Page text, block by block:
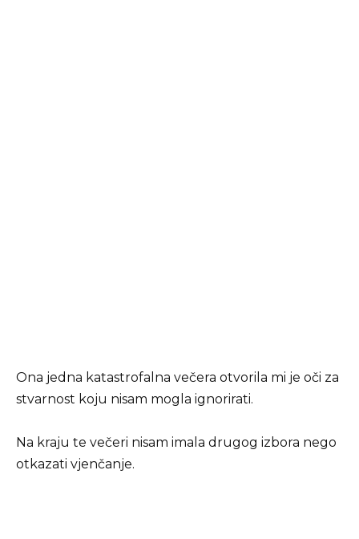
Ona jedna katastrofalna večera otvorila mi je oči za
stvarnost koju nisam mogla ignorirati.
Na kraju te večeri nisam imala drugog izbora nego
otkazati vjenčanje.